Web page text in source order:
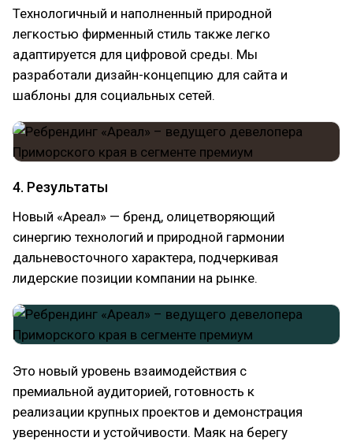
Технологичный и наполненный природной
легкостью фирменный стиль также легко
адаптируется для цифровой среды. Мы
разработали дизайн-концепцию для сайта и
шаблоны для социальных сетей.
4. Результаты
Новый «Ареал» — бренд, олицетворяющий
синергию технологий и природной гармонии
дальневосточного характера, подчеркивая
лидерские позиции компании на рынке.
Это новый уровень взаимодействия с
премиальной аудиторией, готовность к
реализации крупных проектов и демонстрация
уверенности и устойчивости. Маяк на берегу